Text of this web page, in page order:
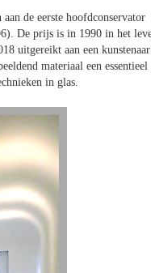
aan de eerste hoofdconservator
De prijs is in 1990 in het
uitgereikt aan een kunstenaar
materiaal een essentieel
in glas.